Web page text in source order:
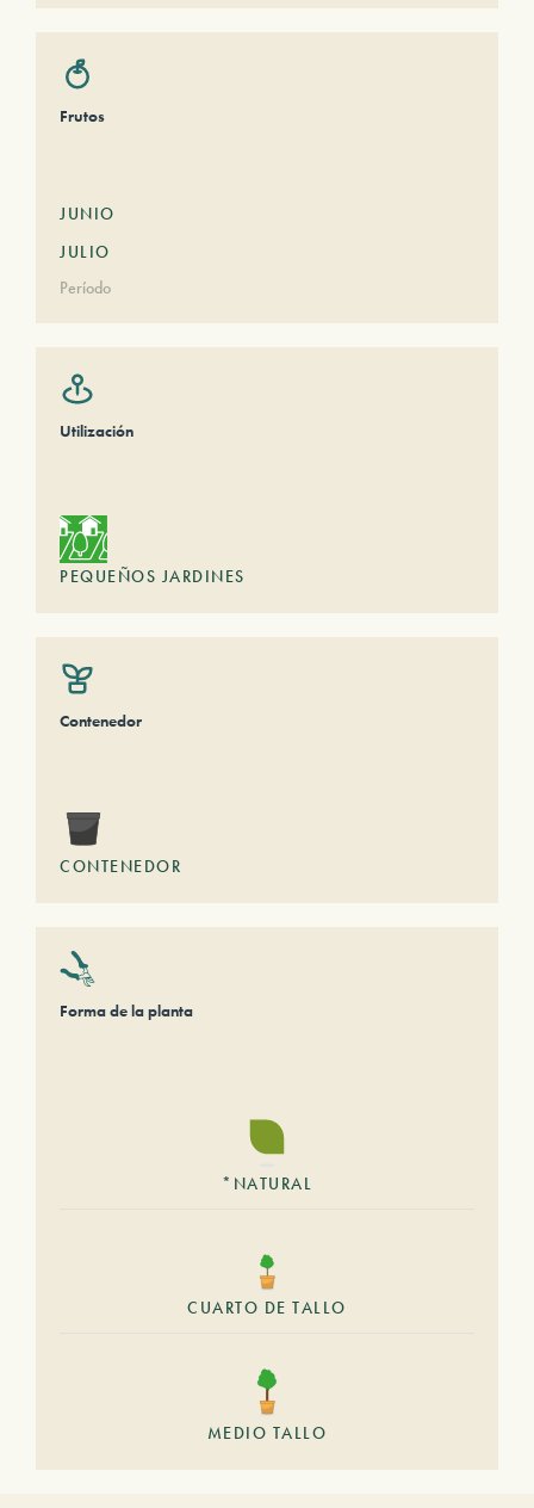
Frutos
JUNIO
JULIO
Período
Utilización
PEQUEÑOS JARDINES
Contenedor
CONTENEDOR
Forma de la planta
*NATURAL
CUARTO DE TALLO
MEDIO TALLO